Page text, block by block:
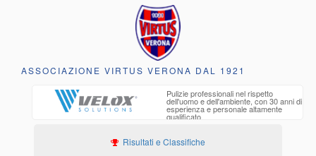
ASSOCIAZIONE VIRTUS VERONA DAL 1921
Pulizie professionali nel rispetto
dell'uomo e dell'ambiente, con 30 anni di
esperienza e personale altamente
qualificato
Risultati e Classifiche